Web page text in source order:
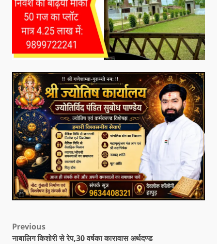
Previous
नाबालिग किशोरी से रेप,30 वर्षका कारावास अर्थदण्ड